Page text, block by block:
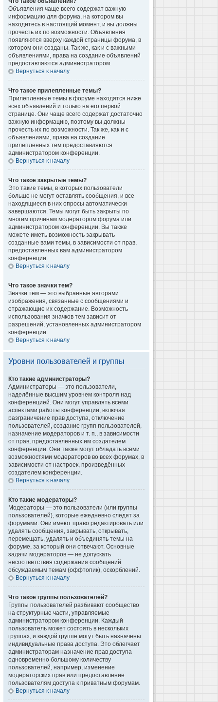
Объявления чаще всего содержат важную
информацию для форума, на котором вы
находитесь в настоящий момент, и вы должны
прочесть их по возможности. Объявления
появляются вверху каждой страницы форума, в
котором они созданы. Так же, как и с важными
объявлениями, права на создание объявлений
предоставляются администратором.
Вернуться к началу
Что такое прилепленные темы?
Прилепленные темы в форуме находятся ниже
всех объявлений и только на его первой
странице. Они чаще всего содержат достаточно
важную информацию, поэтому вы должны
прочесть их по возможности. Так же, как и с
объявлениями, права на создание
прилепленных тем предоставляются
администратором конференции.
Вернуться к началу
Что такое закрытые темы?
Это такие темы, в которых пользователи
больше не могут оставлять сообщения, и все
находящиеся в них опросы автоматически
завершаются. Темы могут быть закрыты по
многим причинам модератором форума или
администратором конференции. Вы также
можете иметь возможность закрывать
созданные вами темы, в зависимости от прав,
предоставленных вам администратором
конференции.
Вернуться к началу
Что такое значки тем?
Значки тем — это выбранные авторами
изображения, связанные с сообщениями и
отражающие их содержание. Возможность
использования значков тем зависит от
разрешений, установленных администратором
конференции.
Вернуться к началу
Уровни пользователей и группы
Кто такие администраторы?
Администраторы — это пользователи,
наделённые высшим уровнем контроля над
конференцией. Они могут управлять всеми
аспектами работы конференции, включая
разграничение прав доступа, отключение
пользователей, создание групп пользователей,
назначение модераторов и т. п., в зависимости
от прав, предоставленных им создателем
конференции. Они также могут обладать всеми
возможностями модераторов во всех форумах, в
зависимости от настроек, произведённых
создателем конференции.
Вернуться к началу
Кто такие модераторы?
Модераторы — это пользователи (или группы
пользователей), которые ежедневно следят за
форумами. Они имеют право редактировать или
удалять сообщения, закрывать, открывать,
перемещать, удалять и объединять темы на
форуме, за который они отвечают. Основные
задачи модераторов — не допускать
несоответствия содержания сообщений
обсуждаемым темам (оффтопик), оскорблений.
Вернуться к началу
Что такое группы пользователей?
Группы пользователей разбивают сообщество
на структурные части, управляемые
администратором конференции. Каждый
пользователь может состоять в нескольких
группах, и каждой группе могут быть назначены
индивидуальные права доступа. Это облегчает
администраторам назначение прав доступа
одновременно большому количеству
пользователей, например, изменение
модераторских прав или предоставление
пользователям доступа к приватным форумам.
Вернуться к началу